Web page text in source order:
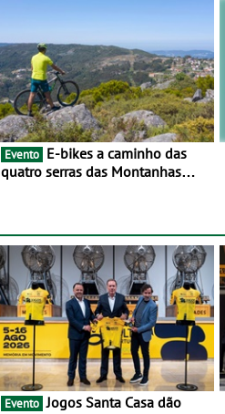
Evento
quatro serras das Montanhas
Evento Jogos Santa Casa dão